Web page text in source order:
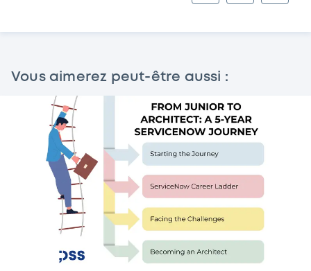
Vous aimerez peut-être aussi :